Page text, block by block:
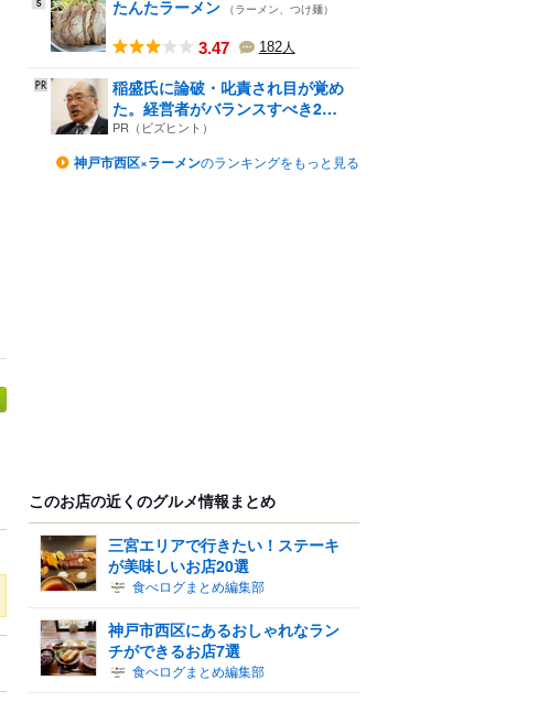
5 たんたラーメン （ラーメン、つけ麺）
3.47 182人
稲盛氏に論破・叱責され目が覚め
た。経営者がバランスすべき2
つ...
PR（ビズヒント）
神戸市西区×ラーメンのランキングをもっと見る
このお店の近くのグルメ情報まとめ
三宮エリアで行きたい！ステーキ
が美味しいお店20選
食べログまとめ編集部
神戸市西区にあるおしゃれなラン
チができるお店7選
食べログまとめ編集部